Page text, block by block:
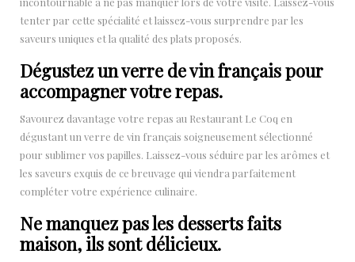
tenter par cette spécialité et laissez-vous surprendre par les
saveurs uniques et la qualité des plats proposés.
Dégustez un verre de vin français pour
accompagner votre repas.
Savourez davantage votre repas au Restaurant Le Coq en
dégustant un verre de vin français soigneusement sélectionné
pour sublimer vos papilles. Laissez-vous séduire par les arômes et
les saveurs exquis de ce breuvage qui viendra parfaitement
compléter votre expérience culinaire.
Ne manquez pas les desserts faits
maison, ils sont délicieux.